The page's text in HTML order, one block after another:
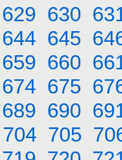
629 630
644 645
659 660
674 675
689 690
704 705